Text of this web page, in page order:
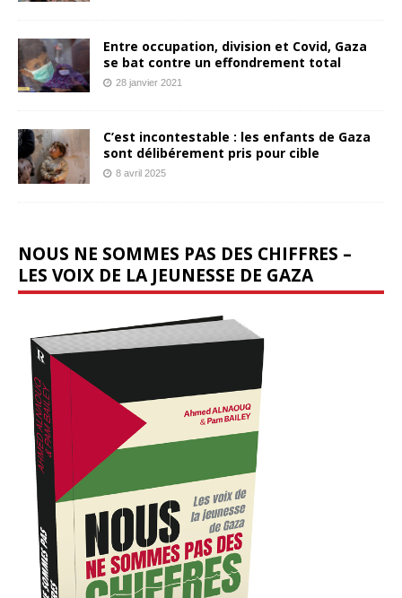
Entre occupation, division et Covid, Gaza
se bat contre un effondrement total
28 janvier 2021
C’est incontestable : les enfants de Gaza
sont délibérement pris pour cible
8 avril 2025
NOUS NE SOMMES PAS DES CHIFFRES –
LES VOIX DE LA JEUNESSE DE GAZA